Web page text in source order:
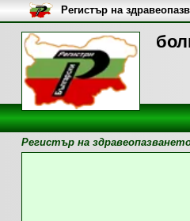
Регистър на
Регистър на